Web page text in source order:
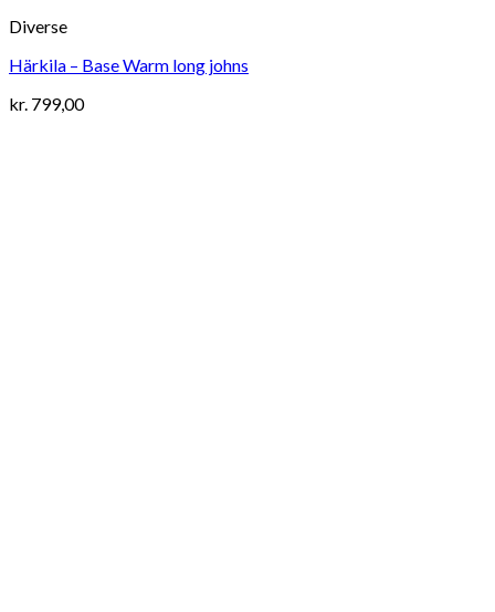
Diverse
Härkila – Base Warm long johns
kr. 799,00